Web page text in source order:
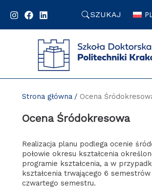
SZUKAJ
Strona główna Ocena
Ocena Śródokresowa
Realizacja planu podlega ocenie
połowie okresu kształcenia
programie kształcenia, a w
kształcenia trwającego 6
czwartego semestru.